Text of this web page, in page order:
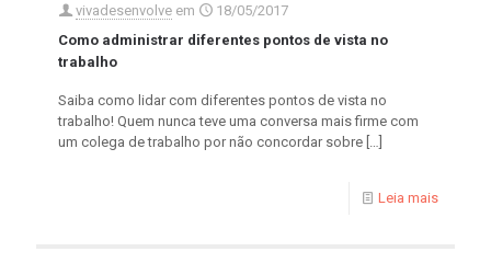
vivadesenvolve em
18/05/2017
Como administrar diferentes pontos de vista no
trabalho
Saiba como lidar com diferentes pontos de vista no
trabalho! Quem nunca teve uma conversa mais firme com
um colega de trabalho por não concordar sobre
Leia mais